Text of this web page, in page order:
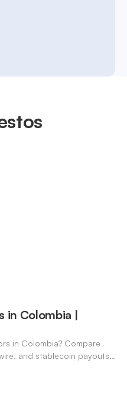
in Colombia |
in Colombia? Compare
and stablecoin payouts.